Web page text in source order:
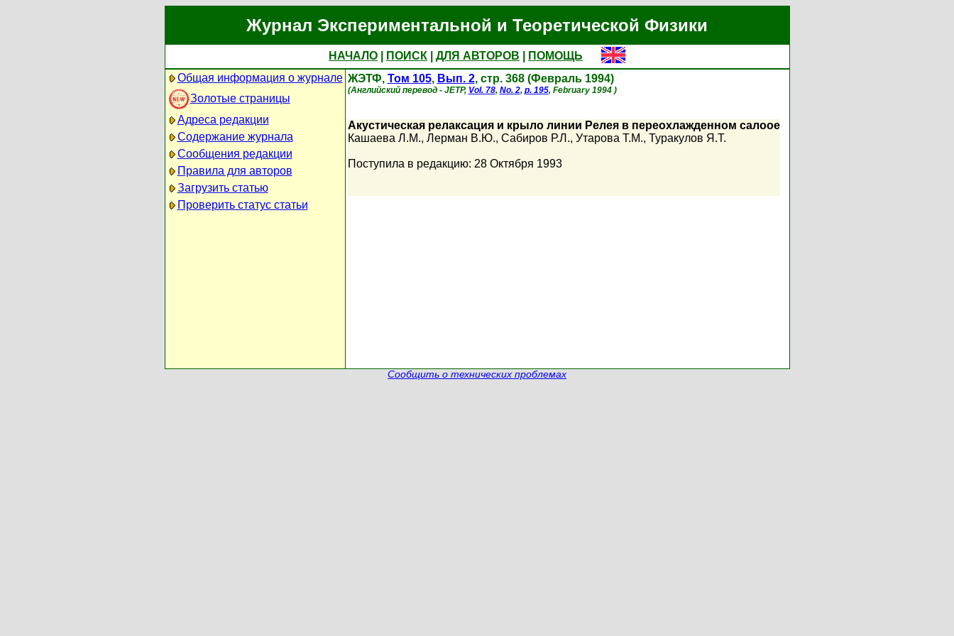
Журнал Экспериментальной и Теоретической Физики
НАЧАЛО ПОИСК ДЛЯ АВТОРОВ
ПОМОЩЬ
Общая информация о журнале
Золотые страницы
Адреса редакции
Содержание журнала
Сообщения редакции
Правила для авторов
Загрузить статью
Проверить статус статьи
ЖЭТФ, Том 105, Вып. 2, стр. 368 (Февраль 1994)
(Английский перевод - JETP, Vol. 78, No. 2, p. 195, February 1994 )
Акустическая релаксация и крыло линии Релея в переохлажденном салоое
Кашаева Л.М., Лерман В.Ю., Сабиров Р.Л., Утарова Т.М., Туракулов Я.Т.
Поступила в редакцию: 28 Октября 1993
Сообщить о технических проблемах